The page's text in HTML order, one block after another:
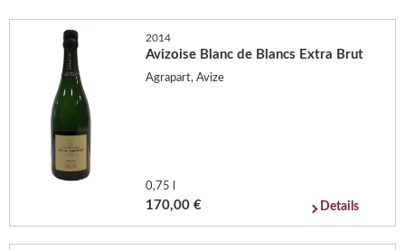
2014
Avizoise Blanc de Blancs Extra Brut
Agrapart, Avize
0,75 l
170,00 € Details